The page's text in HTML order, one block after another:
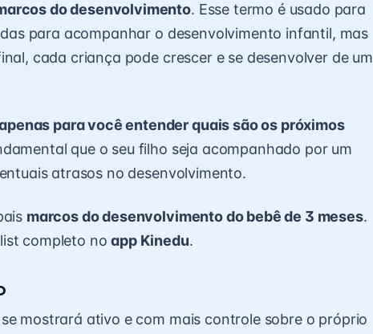
do desenvolvimento. Esse termo é usado para
para acompanhar o desenvolvimento infantil, mas
cada criança pode crescer e se desenvolver de um
para você entender quais são os próximos
que o seu filho seja acompanhado por um
atrasos no desenvolvimento.
marcos do desenvolvimento do bebê de 3 meses.
completo noapp Kinedu.
mostrará ativo e com mais controle sobre o próprio